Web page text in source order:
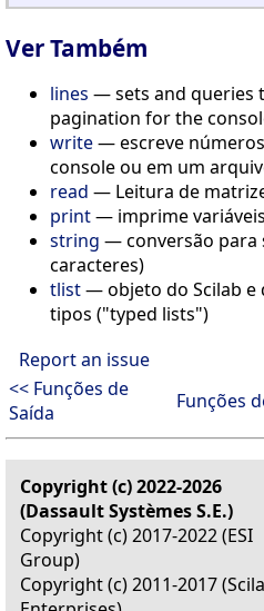
Ver Também
lines — sets and queries
pagination for the
write— escreve
console ou em um
read — Leitura de
print— imprime
string — conversão para
caracteres)
tlist— objeto do Scilab e
tipos ("typed lists")
Report an issue
<< Funções de
Saída
Funções
Copyright (c) 2022-2026
(Dassault Systèmes S.E.)
Copyright (c) 2017-2022 (ESI
Group)
Copyright (c) 2011-2017